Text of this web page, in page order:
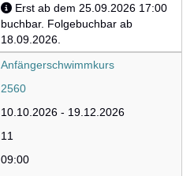
Erst ab dem 25.09.2026 17:00
buchbar. Folgebuchbar ab
18.09.2026.
Anfängerschwimmkurs
2560
10.10.2026 - 19.12.2026
11
09:00